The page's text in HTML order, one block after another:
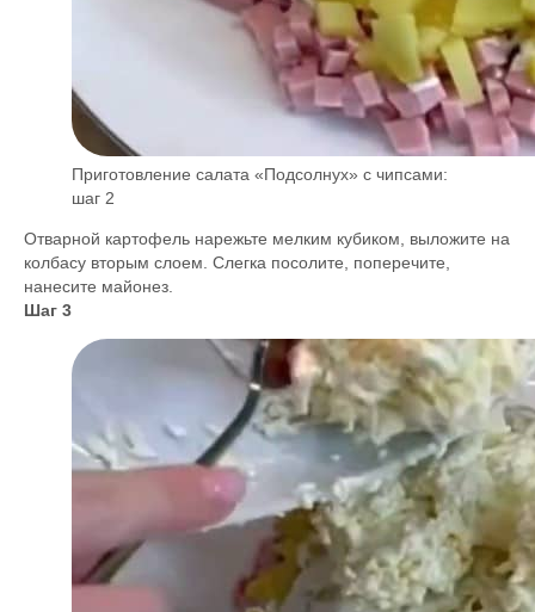
Приготовление салата «Подсолнух» с чипсами:
шаг 2
Отварной картофель нарежьте мелким кубиком, выложите на
колбасу вторым слоем. Слегка посолите, поперечите,
нанесите майонез.
Шаг 3